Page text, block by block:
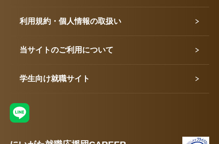
利用規約・個人情報の取扱い
当サイトのご利用について
学生向け就職サイト